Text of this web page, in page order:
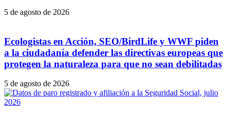
5 de agosto de 2026
Ecologistas en Acción, SEO/BirdLife y WWF piden
a la ciudadanía defender las directivas europeas que
protegen la naturaleza para que no sean debilitadas
5 de agosto de 2026